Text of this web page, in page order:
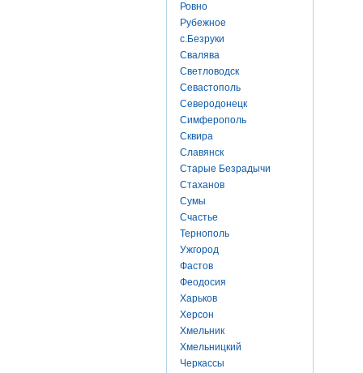
Ровно
Рубежное
с.Безруки
Свалява
Светловодск
Севастополь
Северодонецк
Симферополь
Сквира
Славянск
Старые Безрадычи
Стаханов
Сумы
Счастье
Тернополь
Ужгород
Фастов
Феодосия
Харьков
Херсон
Хмельник
Хмельницкий
Черкассы